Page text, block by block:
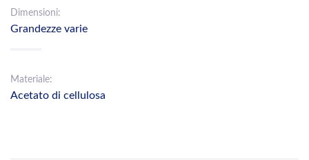
Dimensioni:
Grandezze varie
Materiale:
Acetato di cellulosa